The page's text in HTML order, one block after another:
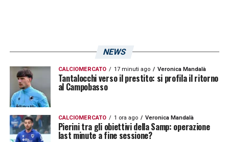
NEWS
CALCIOMERCATO 17 minuti ago Veronica Mandalà
Tantalocchi verso il prestito: si profila il ritorno
al Campobasso
CALCIOMERCATO 1 ora ago Veronica Mandalà
Pierini tra gli obiettivi della Samp: operazione
last minute a fine sessione?